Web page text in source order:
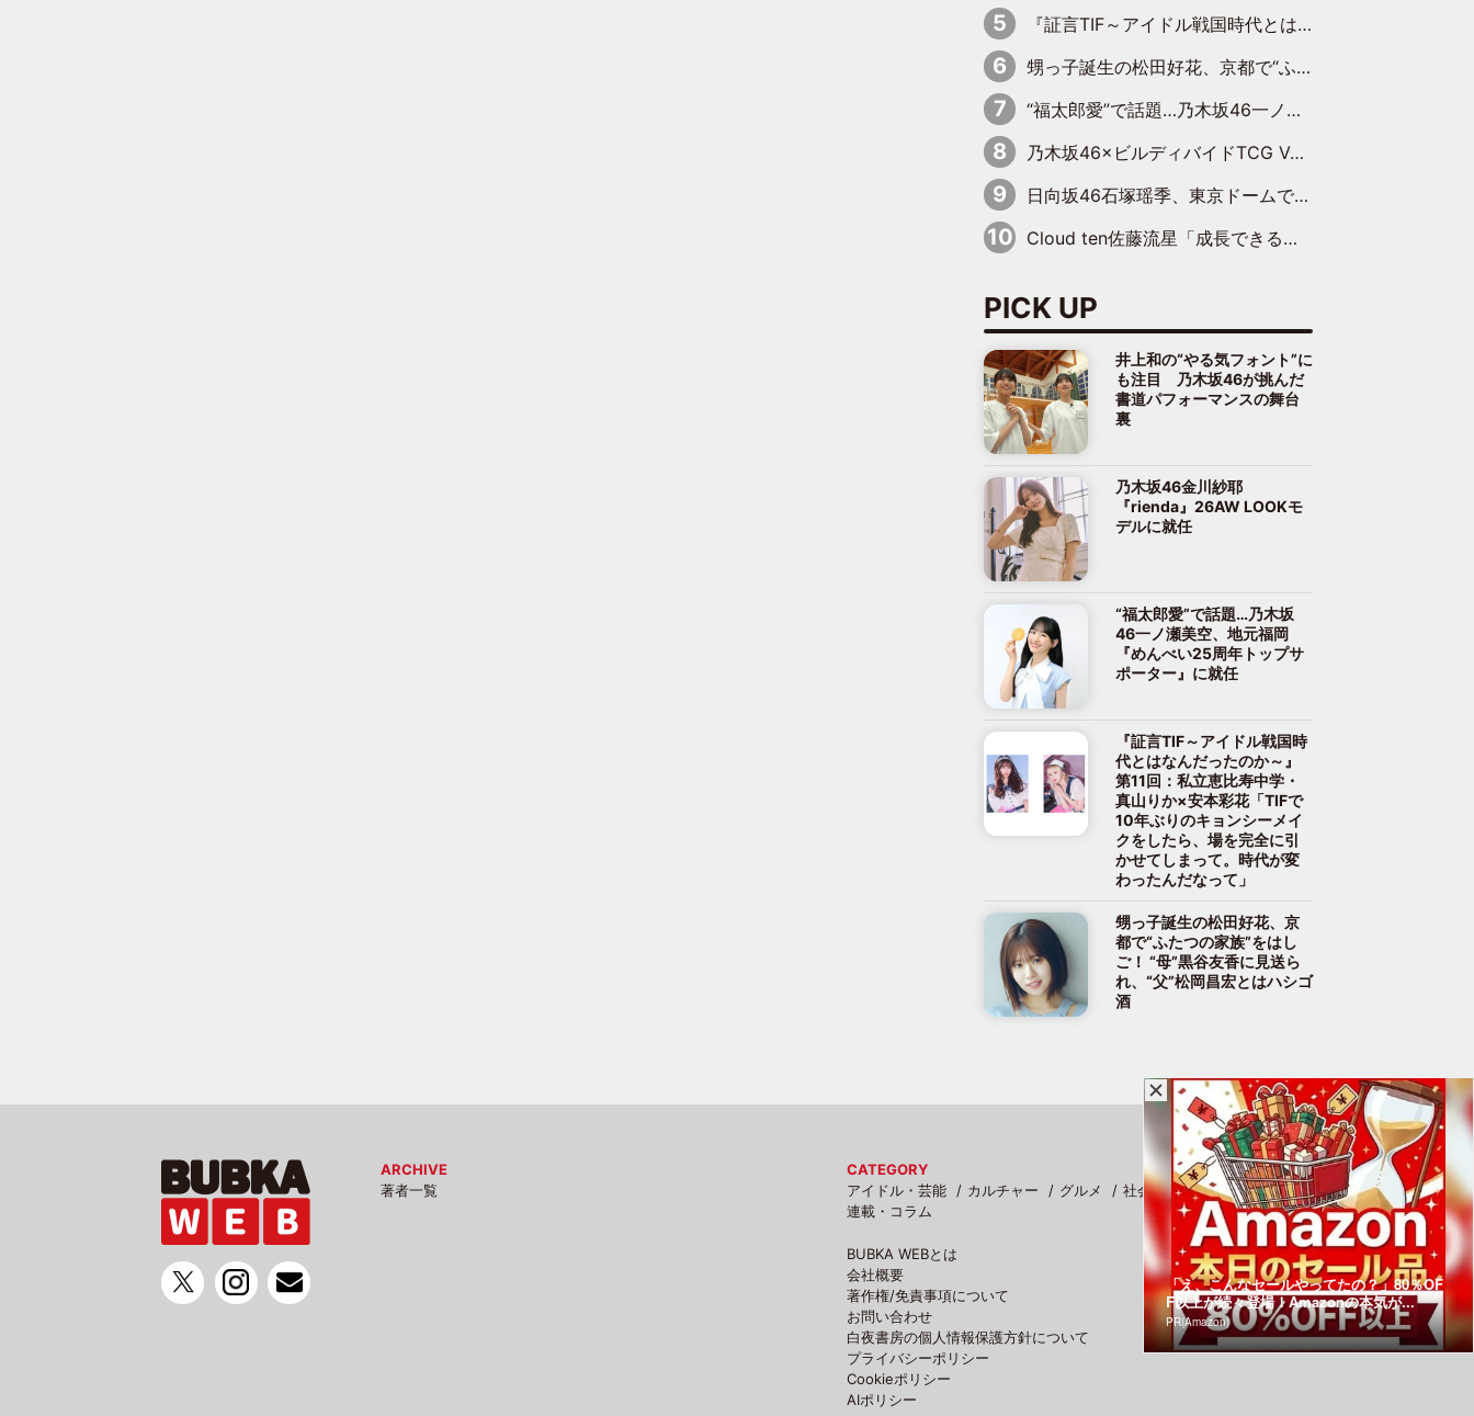
『証言TIF～アイドル戦国時代とはなんだったのか～』第10回：さくら学院・武藤彩未×飯田らうら「正直、中3で辞めるというのを信じてなくて。そう言われてはいたけど、嘘でしょって」
甥っ子誕生の松田好花、京都で“ふたつの家族”をはしご！ “母”黒谷友香に見送られ、“父”松岡昌宏とはハシゴ酒
“福太郎愛”で話題…乃木坂46一ノ瀬美空、地元福岡『めんべい25周年トップサポーター』に就任
乃木坂46×ビルディバイドTCG Vol.2公開 賀喜遥香＆田村真佑が『京まふ』ステージに登壇
日向坂46石塚瑶季、東京ドームで“観戦バレ”！ ナイツ・塙も認めた「巨人に詳しすぎるアイドル」は元VENUSスクール生で杉内コーチ推し⁉
Cloud ten佐藤流星「成長できる余地がたくさん」、本田高優「何度見ても飽きない公演に」
PICK UP
井上和の“やる気フォント”に
も注目 乃木坂46が挑んだ
書道パフォーマンスの舞台
裏
乃木坂46金川紗耶
『rienda』26AW LOOKモ
デルに就任
“福太郎愛”で話題…乃木坂
46一ノ瀬美空、地元福岡
『めんべい25周年トップサ
ポーター』に就任
『証言TIF～アイドル戦国時
代とはなんだったのか～』
第11回：私立恵比寿中学・
真山りか×安本彩花「TIFで
10年ぶりのキョンシーメイ
クをしたら、場を完全に引
かせてしまって。時代が変
わったんだなって」
甥っ子誕生の松田好花、京
都で“ふたつの家族”をはし
ご！ “母”黒谷友香に見送ら
れ、“父”松岡昌宏とはハシゴ
酒
ARCHIVE
著者一覧
CATEGORY
アイドル・芸能
カルチャー グルメ 社会
スポーツ
連載・コラム
BUBKA WEBとは
会社概要
著作権/免責事項について
お問い合わせ
白夜書房の個人情報保護方針について
プライバシーポリシー
Cookieポリシー
AIポリシー
「え、こんなセールやってたの？」80％OF
F以上が続々登場！Amazonの本気が...
PR(Amazon)